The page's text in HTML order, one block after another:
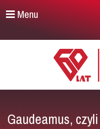
Menu
Gaudeamus,